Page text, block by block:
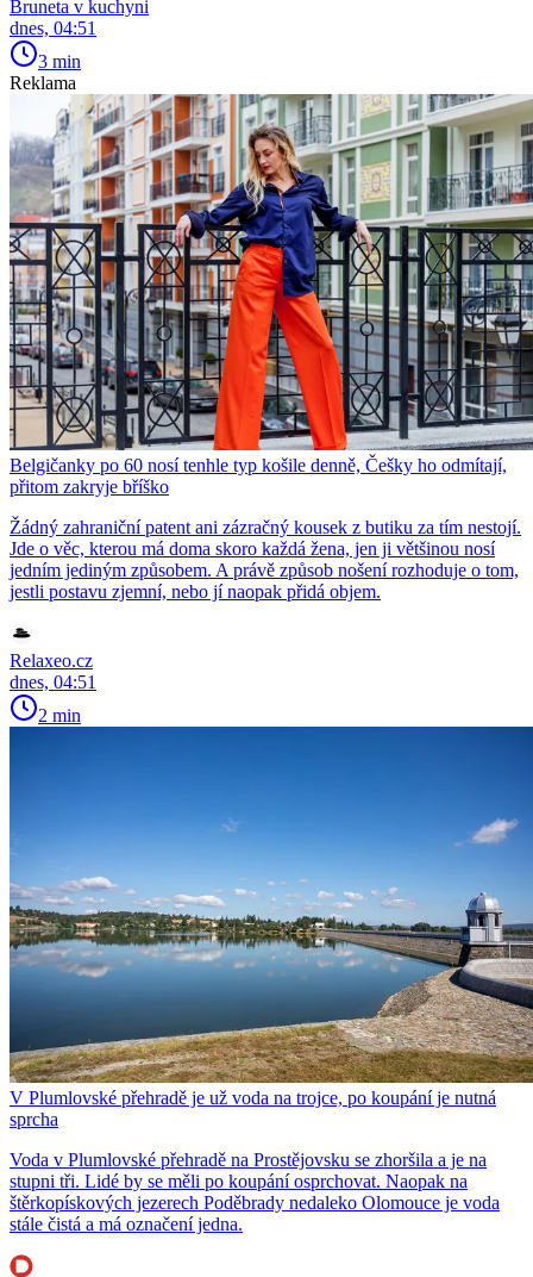
Bruneta v kuchyni
dnes, 04:51
3 min
Reklama
Belgičanky po 60 nosí tenhle typ košile denně, Češky ho odmítají,
přitom zakryje bříško
Žádný zahraniční patent ani zázračný kousek z butiku za tím nestojí.
Jde o věc, kterou má doma skoro každá žena, jen ji většinou nosí
jedním jediným způsobem. A právě způsob nošení rozhoduje o tom,
jestli postavu zjemní, nebo jí naopak přidá objem.
Relaxeo.cz
dnes, 04:51
2 min
V Plumlovské přehradě je už voda na trojce, po koupání je nutná
sprcha
Voda v Plumlovské přehradě na Prostějovsku se zhoršila a je na
stupni tři. Lidé by se měli po koupání osprchovat. Naopak na
štěrkopískových jezerech Poděbrady nedaleko Olomouce je voda
stále čistá a má označení jedna.